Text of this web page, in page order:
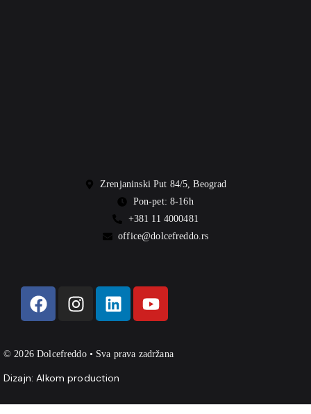
Zrenjaninski Put 84/5, Beograd
Pon-pet: 8-16h
+381 11 4000481
office@dolcefreddo.rs
© 2026 Dolcefreddo • Sva prava zadržana
Dizajn:Alkom production